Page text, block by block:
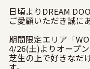
日頃よりDREAM
ご愛顧いただき誠に
期間限定エリア「
4/26(土)よりオープン
芝生の上で好きなだ